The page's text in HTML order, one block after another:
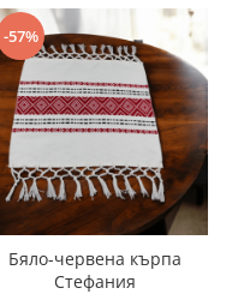
-57%
Бяло-червена кърпа
Стефания